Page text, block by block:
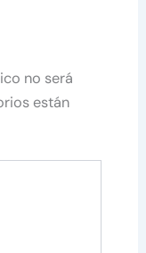
no será
están